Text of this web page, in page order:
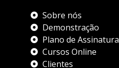
Sobre nós
Demonstração
Plano de Assinatura
Cursos Online
Clientes